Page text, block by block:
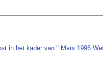
in het kader van " Mars 1996